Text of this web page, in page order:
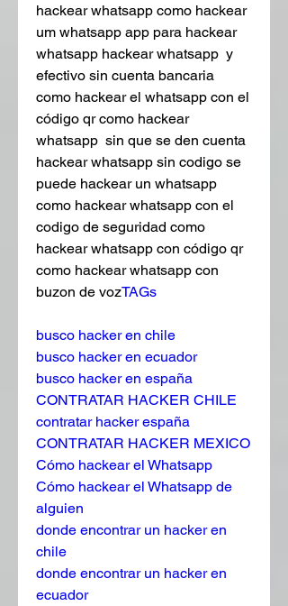
hackear whatsapp como hackear
um whatsapp app para hackear
whatsapp hackear whatsapp  y
efectivo sin cuenta bancaria
como hackear el whatsapp con el
código qr como hackear
whatsapp  sin que se den cuenta
hackear whatsapp sin codigo se
puede hackear un whatsapp
como hackear whatsapp con el
codigo de seguridad como
hackear whatsapp con código qr
como hackear whatsapp con
buzon de vozTAGs
busco hacker en chile
busco hacker en ecuador
busco hacker en españa
CONTRATAR HACKER CHILE
contratar hacker españa
CONTRATAR HACKER MEXICO
Cómo hackear el Whatsapp
Cómo hackear el Whatsapp de
alguien
donde encontrar un hacker en
chile
donde encontrar un hacker en
ecuador